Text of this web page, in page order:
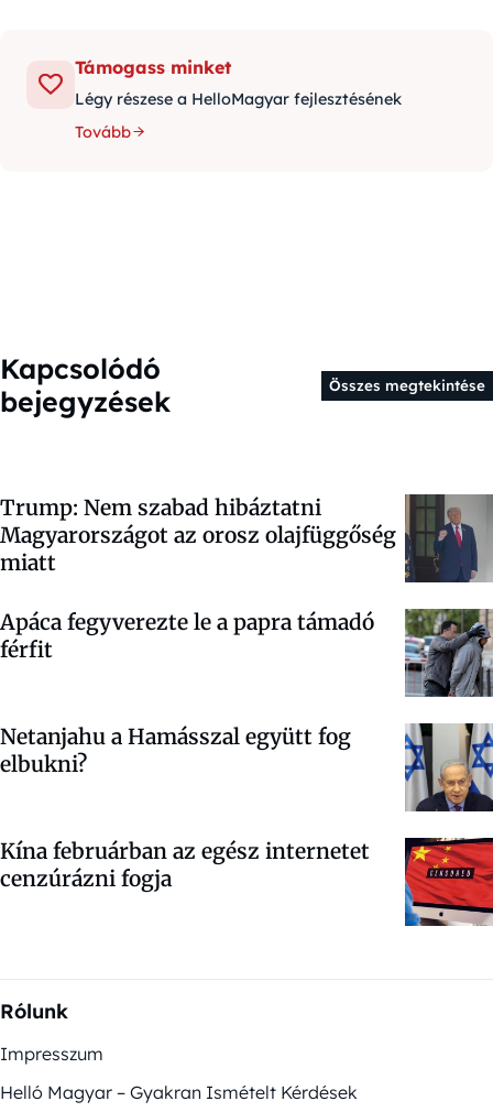
Támogass minket
Légy részese a HelloMagyar fejlesztésének
Tovább
Kapcsolódó
bejegyzések
Összes megtekintése
Trump: Nem szabad hibáztatni
Magyarországot az orosz olajfüggőség
miatt
Apáca fegyverezte le a papra támadó
férfit
Netanjahu a Hamásszal együtt fog
elbukni?
Kína februárban az egész internetet
cenzúrázni fogja
Rólunk
Impresszum
Helló Magyar – Gyakran Ismételt Kérdések